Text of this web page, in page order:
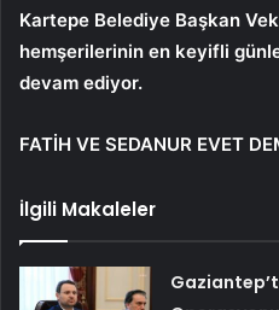
Kartepe Belediye Başkan
hemşerilerinin en keyifli
devam ediyor.
FATİH VE SEDANUR EVET
İlgili Makaleler